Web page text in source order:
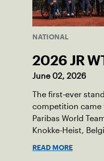
NATIONAL
2026 JR
June 02, 2026
The first-ever
competition came
Paribas World
Knokke-Heist,
READ MORE